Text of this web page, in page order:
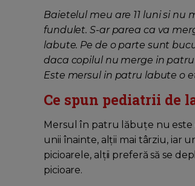
Baietelul meu are 11 luni si nu
fundulet. S-ar parea ca va
labute. Pe de o parte sunt
daca copilul nu merge in
Este mersul in patru labute o
Ce spun pediatrii de
Mersul în patru lăbuțe nu este
unii înainte, alții mai târziu, iar
picioarele, alții preferă să se
picioare.